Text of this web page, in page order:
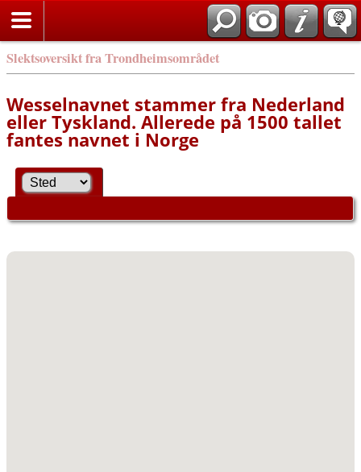
Slektsoversikt fra Trondheimsområdet
Wesselnavnet stammer fra Nederland
eller Tyskland. Allerede på 1500 tallet
fantes navnet i Norge